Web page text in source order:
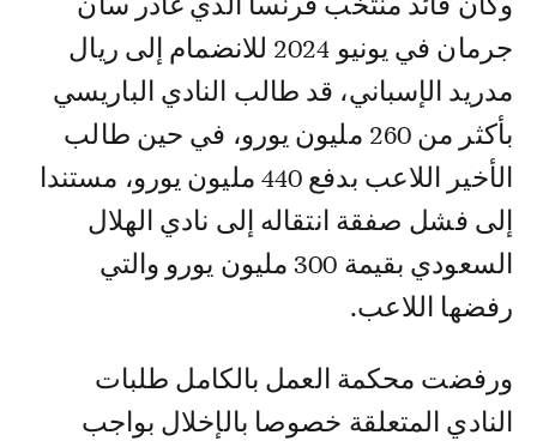
وكان قائد منتخب فرنسا الذي غادر سان
جرمان في يونيو 2024 للانضمام إلى ريال
مدريد الإسباني، قد طالب النادي الباريسي
بأكثر من 260 مليون يورو، في حين طالب
الأخير اللاعب بدفع 440 مليون يورو، مستندا
إلى فشل صفقة انتقاله إلى نادي الهلال
السعودي بقيمة 300 مليون يورو والتي
رفضها اللاعب.
ورفضت محكمة العمل بالكامل طلبات
النادي المتعلقة خصوصا بالإخلال بواجب